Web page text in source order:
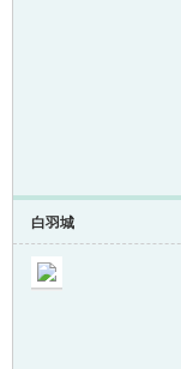
白羽城